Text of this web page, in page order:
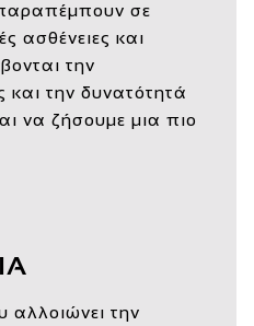
σε
ασθένειες και
την
και την δυνατότητά
να ζήσουμε μια πιο
αλλοιώνει την